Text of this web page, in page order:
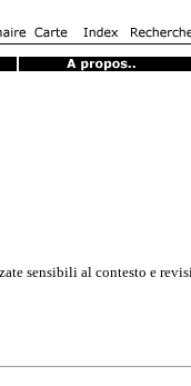
sensibili al contesto e